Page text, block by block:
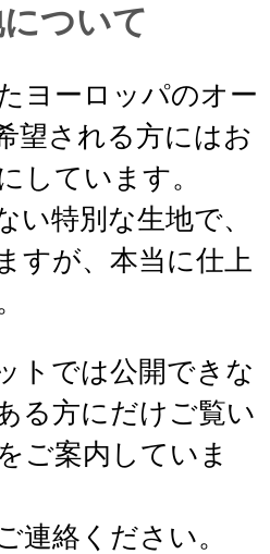
ついて
ヨーロッパのオー
望される方にはお
しています。
い特別な生地で、
すが、本当に仕上
トでは公開できな
る方にだけご覧い
ご案内していま
連絡ください。